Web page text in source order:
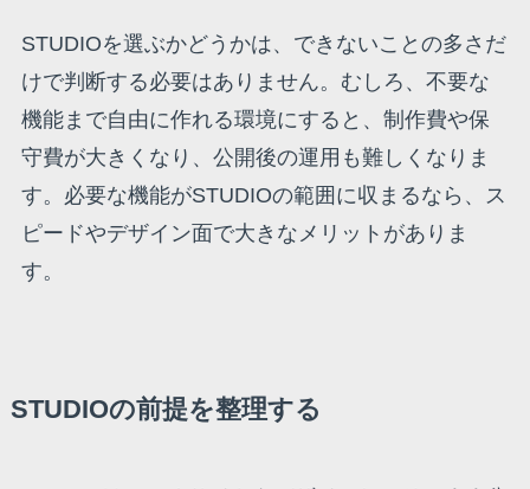
STUDIOを選ぶかどうかは、できないことの多さだ
けで判断する必要はありません。むしろ、不要な
機能まで自由に作れる環境にすると、制作費や保
守費が大きくなり、公開後の運用も難しくなりま
す。必要な機能がSTUDIOの範囲に収まるなら、ス
ピードやデザイン面で大きなメリットがありま
す。
STUDIOの前提を整理する